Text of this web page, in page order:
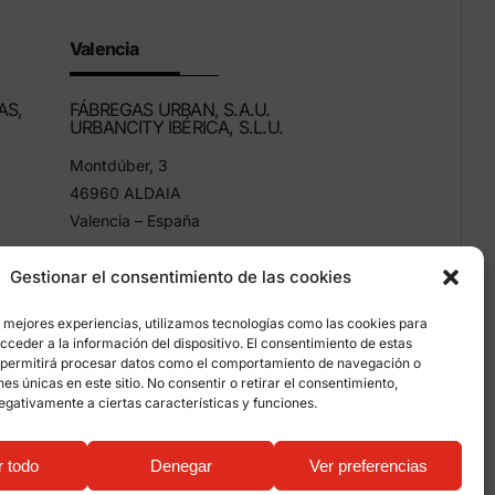
Gestionar el consentimiento de las cookies
experiencias, utilizamos tecnologías como las cookies para
a la información del dispositivo. El consentimiento de estas
procesar datos como el comportamiento de navegación o
únicas en este sitio. No consentir o retirar el consentimiento,
a ciertas características y funciones.
todo Denegar Ver preferencias
Valencia
FÁBREGAS URBAN, S.A.U.
URBANCITY IBÉRICA, S.L.U.
Montdúber, 3
46960 ALDAIA
Valencia – España
sobre cookies